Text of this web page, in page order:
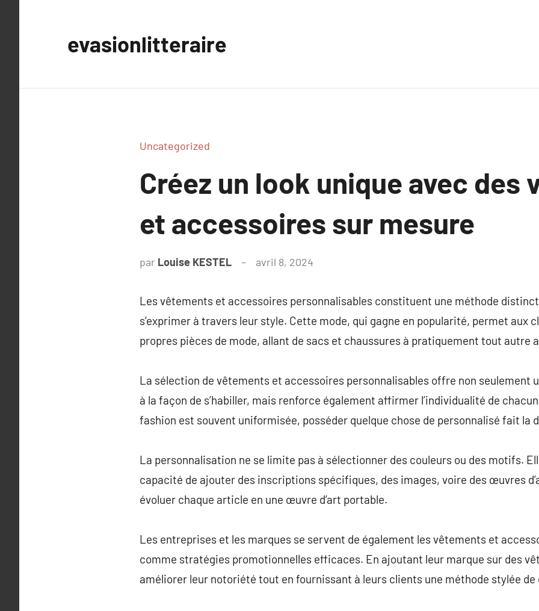
evasionlitteraire
Uncategorized
Créez un look unique avec des
et accessoires sur mesure
par Louise KESTEL avril 8, 2024
Les vêtements et accessoires personnalisables constituent une méthode
s’exprimer à travers leur style. Cette mode, qui gagne en popularité, permet aux
propres pièces de mode, allant de sacs et chaussures à pratiquement tout autre
La sélection de vêtements et accessoires personnalisables offre non seulement
à la façon de s’habiller, mais renforce également affirmer l’individualité de
fashion est souvent uniformisée, posséder quelque chose de personnalisé fait la
La personnalisation ne se limite pas à sélectionner des couleurs ou des motifs.
capacité de ajouter des inscriptions spécifiques, des images, voire des œuvres
évoluer chaque article en une œuvre d’art portable.
Les entreprises et les marques se servent de également les vêtements et
comme stratégies promotionnelles efficaces. En ajoutant leur marque sur des
améliorer leur notoriété tout en fournissant à leurs clients une méthode stylée